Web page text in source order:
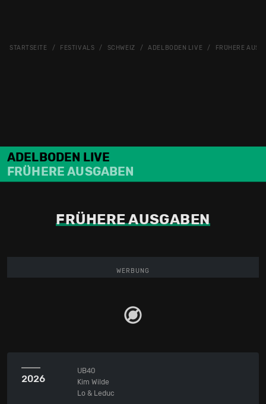
STARTSEITE FESTIVALS SCHWEIZ ADELBODEN LIVE FRÜHERE
ADELBODEN LIVE
FRÜHERE AUSGABEN
FRÜHERE AUSGABEN
WERBUNG
2026
UB40
Kim Wilde
Lo & Leduc